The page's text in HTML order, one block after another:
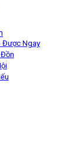
Được Ngay